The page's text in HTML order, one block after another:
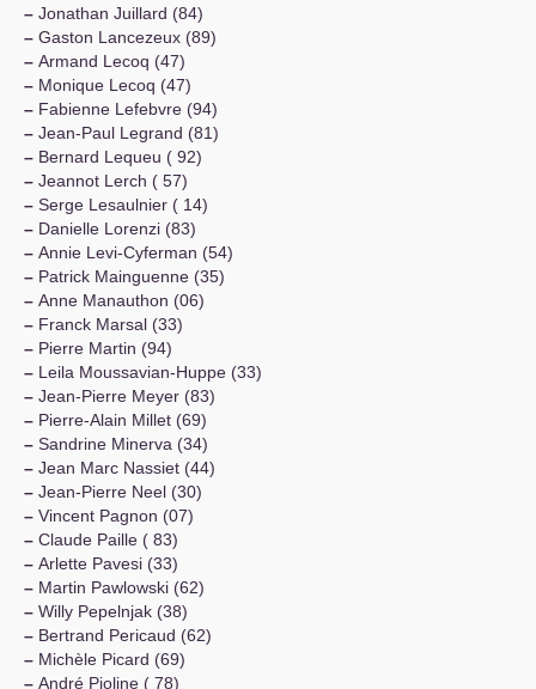
– Jonathan Juillard (84)
– Gaston Lancezeux (89)
– Armand Lecoq (47)
– Monique Lecoq (47)
– Fabienne Lefebvre (94)
– Jean-Paul Legrand (81)
– Bernard Lequeu ( 92)
– Jeannot Lerch ( 57)
– Serge Lesaulnier ( 14)
– Danielle Lorenzi (83)
– Annie Levi-Cyferman (54)
– Patrick Mainguenne (35)
– Anne Manauthon (06)
– Franck Marsal (33)
– Pierre Martin (94)
– Leila Moussavian-Huppe (33)
– Jean-Pierre Meyer (83)
– Pierre-Alain Millet (69)
– Sandrine Minerva (34)
– Jean Marc Nassiet (44)
– Jean-Pierre Neel (30)
– Vincent Pagnon (07)
– Claude Paille ( 83)
– Arlette Pavesi (33)
– Martin Pawlowski (62)
– Willy Pepelnjak (38)
– Bertrand Pericaud (62)
– Michèle Picard (69)
– André Pioline ( 78)